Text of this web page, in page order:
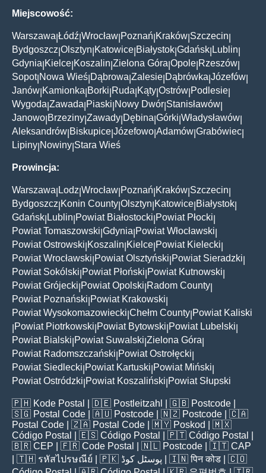
Miejscowość:
Warszawa Łódź Wrocław Poznań Kraków Szczecin
Bydgoszcz Olsztyn Katowice Białystok Gdańsk Lublin
Gdynia Kielce Koszalin Zielona Góra Opole Rzeszów
Sopot| Nowa Wieś Dąbrowa Zalesie Dąbrówka Józefów
Janów Kamionka Borki Ruda Kąty Ostrów Podlesie
Wygoda Zawada Piaski Nowy Dwór Stanisławów
Janowo Brzeziny Zawady Dębina Górki Władysławów
Aleksandrów Biskupice Józefowo Adamów Grabówiec
Lipiny Nowiny Stara Wieś
Prowincja:
Warszawa Lodz Wrocław Poznań Kraków Szczecin
Bydgoszcz Konin County Olsztyn Katowice Białystok
Gdańsk Lublin Powiat Białostocki Powiat Płocki
Powiat Tomaszowski Gdynia Powiat Włocławski
Powiat Ostrowski Koszalin Kielce Powiat Kielecki
Powiat Wrocławski Powiat Olsztyński Powiat Sieradzki
Powiat Sokólski Powiat Płoński Powiat Kutnowski
Powiat Grójecki Powiat Opolski Radom County
Powiat Poznański Powiat Krakowski
Powiat Wysokomazowiecki Chełm County Powiat Kaliski
Powiat Piotrkowski Powiat Bytowski Powiat Lubelski
Powiat Bialski Powiat Suwalski Zielona Góra
Powiat Radomszczański Powiat Ostrołęcki
Powiat Siedlecki Powiat Kartuski Powiat Miński
Powiat Ostródzki Powiat Koszaliński Powiat Słupski
🇵🇭 Kode Postal | 🇩🇪 Postleitzahl | 🇬🇧 Postcode
🇸🇬 Postal Code | 🇦🇺 Postcode | 🇳🇿 Postcode | 🇨🇦
Postal Code | 🇿🇦 Postal Code | 🇲🇾 Poskod
| 🇲🇽
Código Postal
| 🇪🇸 Código Postal | 🇵🇹 Código Postal
🇧🇷 CEP | 🇫🇷 Code Postal | 🇳🇱 Postcode | 🇮🇹 CAP
| 🇹🇭 รหัสไปรษณีย์ | 🇵🇰 پوسٹل کوڈ | 🇮🇳पिन कोड | 🇨🇴